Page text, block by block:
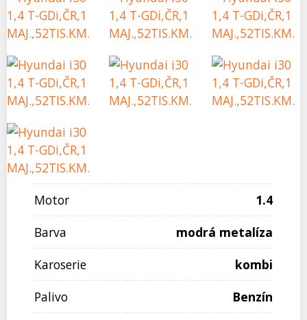
Motor
1.4
Barva
modrá metalíza
Karoserie
kombi
Palivo
Benzín